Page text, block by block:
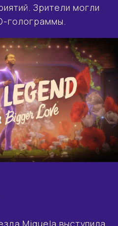
Зрители могли
голограммы.
Miquela выступила